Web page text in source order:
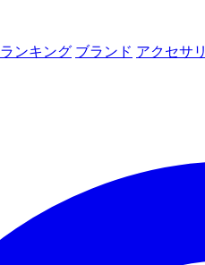
ランキング ブランド アクセサリ